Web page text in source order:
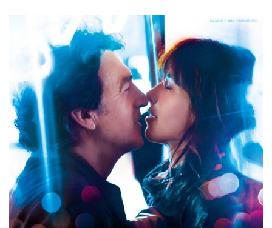
Kostuumdrama
Misdaad
Oorlogsfilm
Romantische komedie
Thriller